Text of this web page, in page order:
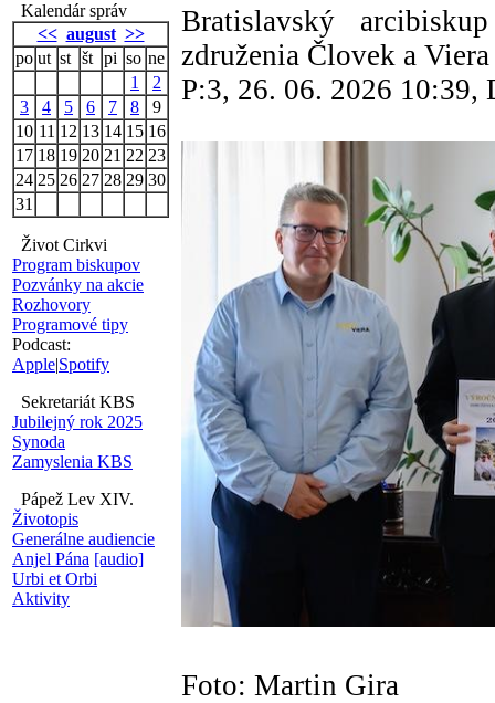
Kalendár správ
<< august >>
po ut st št pi so ne
1
2
3
4 5 6 7 8
9
10 11 12 13 14 15 16
17 18 19 20 21 22 23
24 25 26 27 28 29 30
31
Život Cirkvi
Program biskupov
Pozvánky na akcie
Rozhovory
Programové tipy
Podcast:
Apple|Spotify
Sekretariát KBS
Jubilejný rok 2025
Synoda
Zamyslenia KBS
Pápež Lev XIV.
Životopis
Generálne audiencie
Anjel Pána [audio]
Urbi et Orbi
Aktivity
Bratislavský
združenia Človek a Viera
P:3, 26. 06. 2026 10:39,
Foto: Martin Gira